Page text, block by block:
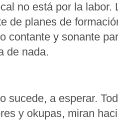
no está por la labor.
de planes de
contante y sonante
de nada.
sucede, a esperar.
y okupas, miran